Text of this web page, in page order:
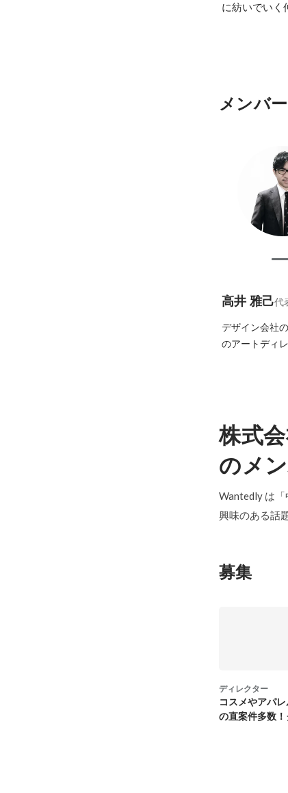
に紡いでいく
メンバー
高井 雅己代
デザイン会社
のアートディ
株式
のメ
Wantedly は「
興味のある話
募集
ディレクター
コスメやアパ
の直案件多数